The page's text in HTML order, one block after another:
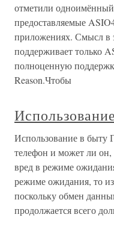
отметили
предоставляемые
приложениях. Смысл в
поддерживает только
полноценную
Reason.Чтобы
Использование в быту
телефон и может ли
вред в режиме
режиме ожидания, то
поскольку обмен
продолжается всего